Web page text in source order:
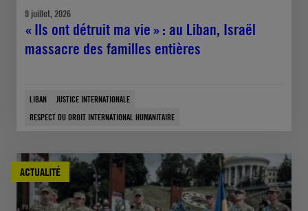
9 juillet, 2026
« Ils ont détruit ma vie » : au Liban, Israël
massacre des familles entières
LIBAN
JUSTICE INTERNATIONALE
RESPECT DU DROIT INTERNATIONAL HUMANITAIRE
ACTUALITÉ